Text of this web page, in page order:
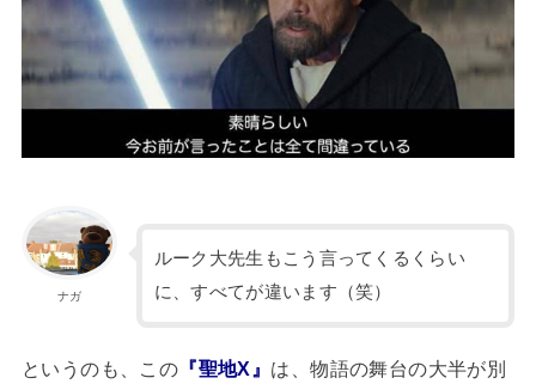
ナガ
ルーク大先生もこう言ってくるくらい
に、すべてが違います（笑）
というのも、この 『聖地X』 は、物語の舞台の大半が別